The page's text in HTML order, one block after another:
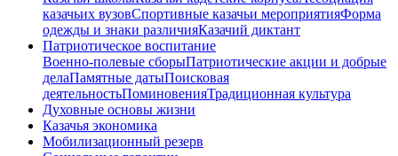
казачьих вузовСпортивные казачьи мероприятияФорма
одежды и знаки различияКазачий диктант
Патриотическое воспитание
Военно-полевые сборыПатриотические акции и добрые
делаПамятные датыПоисковая
деятельностьПоминовенияТрадиционная культура
Духовные основы жизни
Казачья экономика
Мобилизационный резерв